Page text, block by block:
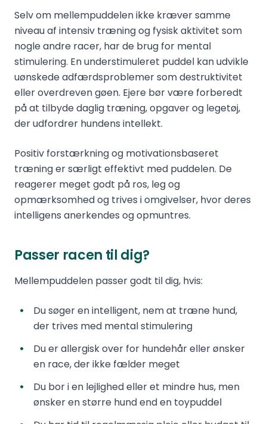
Selv om mellempuddelen ikke kræver samme
niveau af intensiv træning og fysisk aktivitet som
nogle andre racer, har de brug for mental
stimulering. En understimuleret puddel kan udvikle
uønskede adfærdsproblemer som destruktivitet
eller overdreven gøen. Ejere bør være forberedt
på at tilbyde daglig træning, opgaver og legetøj,
der udfordrer hundens intellekt.
Positiv forstærkning og motivationsbaseret
træning er særligt effektivt med puddelen. De
reagerer meget godt på ros, leg og
opmærksomhed og trives i omgivelser, hvor deres
intelligens anerkendes og opmuntres.
Passer racen til dig?
Mellempuddelen passer godt til dig, hvis:
Du søger en intelligent, nem at træne hund,
der trives med mental stimulering
Du er allergisk over for hundehår eller ønsker
en race, der ikke fælder meget
Du bor i en lejlighed eller et mindre hus, men
ønsker en større hund end en toypuddel